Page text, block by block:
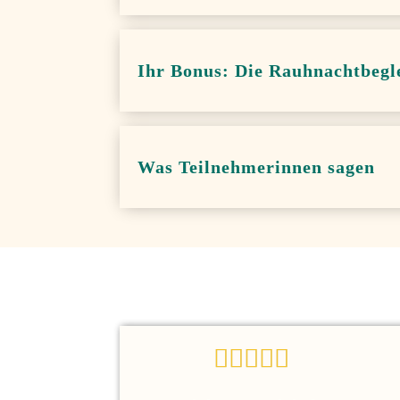
Ihr Bonus: Die
Was Teilnehmerinnen sagen
